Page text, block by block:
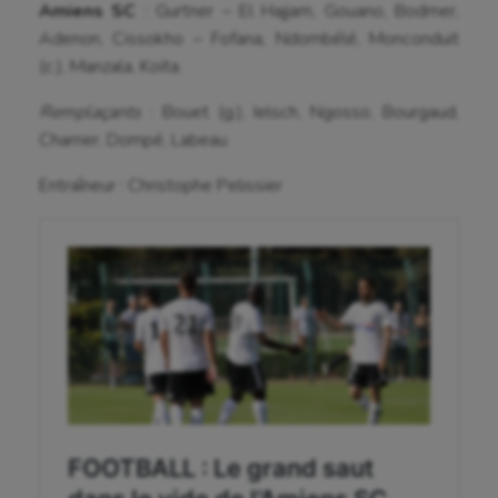
Course à pied
Crossfit
Cyclisme
Escalade
Escrime
Fitness
Flag football
Football américain
Futsal
Amiens SC
: Gurtner – El Hajjam, Gouano, Bodmer,
Adenon, Cissokho – Fofana, Ndombélé, Monconduit
(c.), Manzala, Koïta.
Remplaçants : Bouet (g.), Ielsch, Ngosso, Bourgaud,
Charrier, Dompé, Labeau.
Entraîneur : Christophe Pelissier